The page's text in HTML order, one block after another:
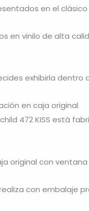
en el clásico
en vinilo de alta
exhibirla
en caja original
472 KISS está
original con
con embalaje